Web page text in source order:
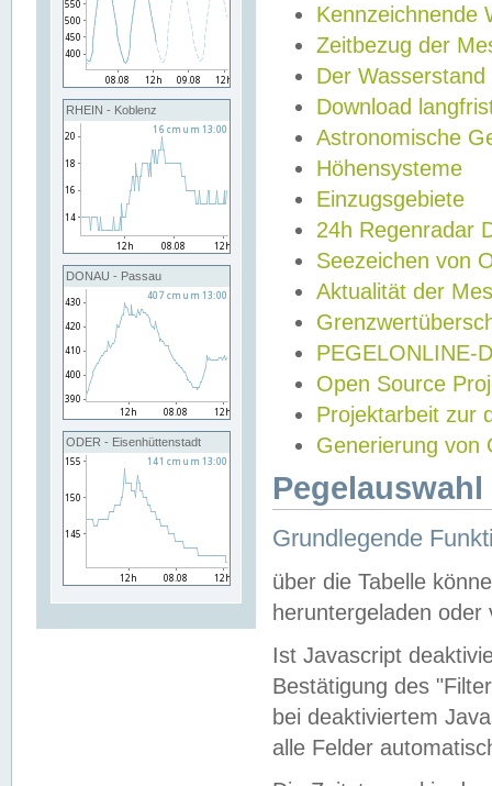
RHEIN - Koblenz
DONAU - Passau
ODER - Eisenhüttenstadt
Kennzeichnende
Zeitbezug der
Der Wasserstand
Download
Astronomische
Höhensysteme
Einzugsgebiete
24h Regenradar
Seezeichen von
Aktualität der
PEGELONLINE-
Open Source
Projektarbeit zur
Generierung von
Grundlegende
über die Tabelle
heruntergeladen oder
Ist Javascript
Bestätigung des
bei deaktiviertem
alle Felder